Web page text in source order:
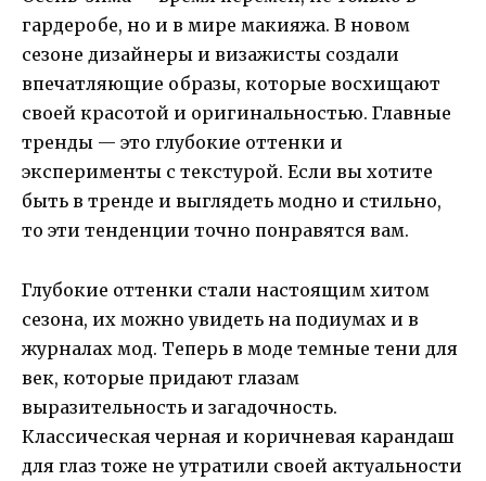
гардеробе, но и в мире макияжа. В новом
сезоне дизайнеры и визажисты создали
впечатляющие образы, которые восхищают
своей красотой и оригинальностью. Главные
тренды — это глубокие оттенки и
эксперименты с текстурой. Если вы хотите
быть в тренде и выглядеть модно и стильно,
то эти тенденции точно понравятся вам.
Глубокие оттенки стали настоящим хитом
сезона, их можно увидеть на подиумах и в
журналах мод. Теперь в моде темные тени для
век, которые придают глазам
выразительность и загадочность.
Классическая черная и коричневая карандаш
для глаз тоже не утратили своей актуальности